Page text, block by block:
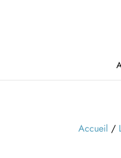
Accueil /